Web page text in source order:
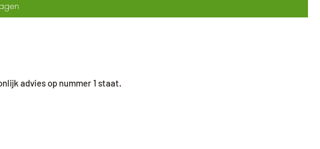
advies op nummer 1 staat.